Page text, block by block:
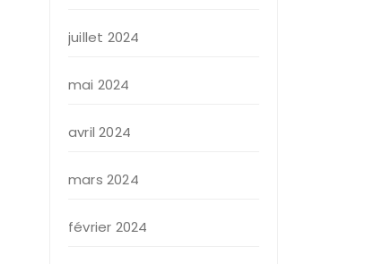
juillet 2024
mai 2024
avril 2024
mars 2024
février 2024